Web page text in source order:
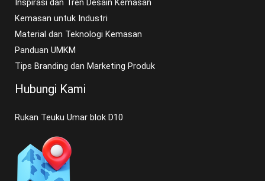
Inspirasi dan Tren Desain Kemasan
Kemasan untuk Industri
Material dan Teknologi Kemasan
Panduan UMKM
Tips Branding dan Marketing Produk
Hubungi Kami
Rukan Teuku Umar blok D10